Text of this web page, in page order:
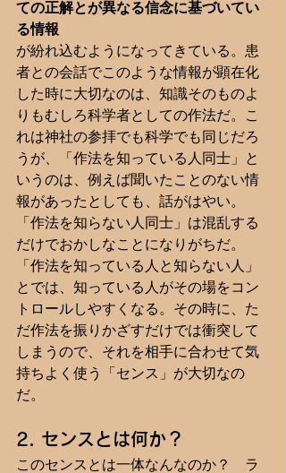
ての正解とが異なる信念に基づいてい
る情報
が紛れ込むようになってきている。患
者との会話でこのような情報が顕在化
した時に大切なのは、知識そのものよ
りもむしろ科学者としての作法だ。こ
れは神社の参拝でも科学でも同じだろ
うが、「作法を知っている人同士」と
いうのは、例えば聞いたことのない情
報があったとしても、話がはやい。
「作法を知らない人同士」は混乱する
だけでおかしなことになりがちだ。
「作法を知っている人と知らない人」
とでは、知っている人がその場をコン
トロールしやすくなる。その時に、た
だ作法を振りかざすだけでは衝突して
しまうので、それを相手に合わせて気
持ちよく使う「センス」が大切なの
だ。
2. センスとは何か？
このセンスとは一体なんなのか？　ラ